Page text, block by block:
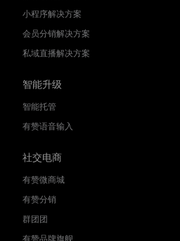
小程序解决方案
会员分销解决方案
私域直播解决方案
智能升级
智能托管
有赞语音输入
社交电商
有赞微商城
有赞分销
群团团
有赞品牌旗舰